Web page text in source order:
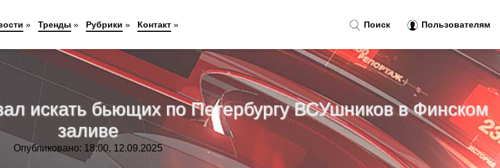
искать бьющих по Петербургу ВСУшников в Финском
заливе
Опубликовано: 18:00, 12.09.2025
Поиск Пользователям
» Тренды » Рубрики » Контакт»